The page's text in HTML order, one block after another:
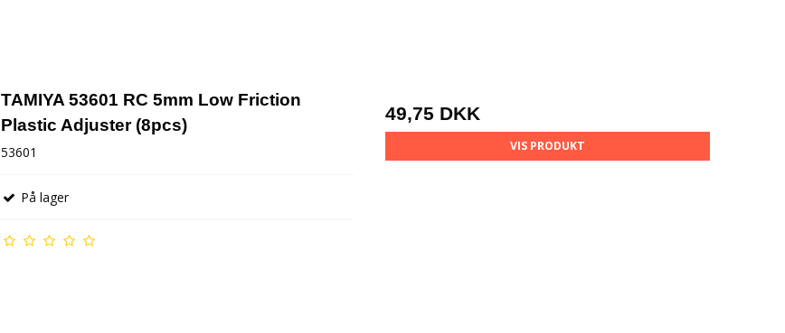
TAMIYA 53601 RC 5mm Low Friction
Plastic Adjuster (8pcs)
53601
På lager
49,75 DKK
VIS PRODUKT